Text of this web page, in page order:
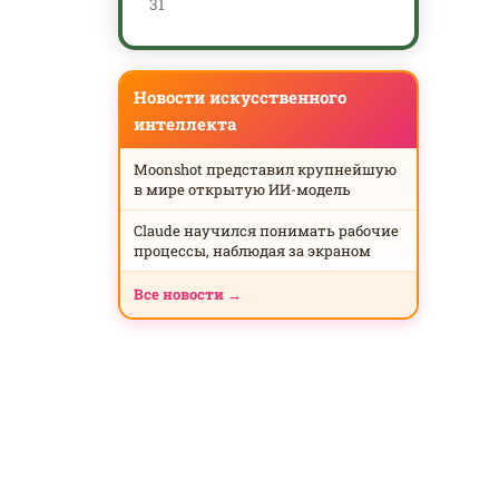
Новости искусственного
интеллекта
Moonshot представил крупнейшую
в мире открытую ИИ-модель
Claude научился понимать рабочие
процессы, наблюдая за экраном
Все новости →